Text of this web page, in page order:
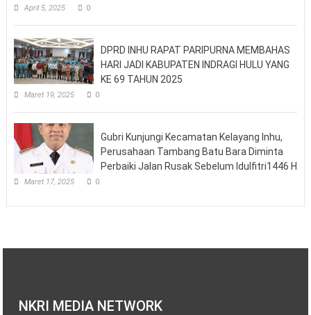
April 5, 2025 0
DPRD INHU RAPAT PARIPURNA MEMBAHAS
HARI JADI KABUPATEN INDRAGI HULU YANG
KE 69 TAHUN 2025
Maret 19, 2025 0
Gubri Kunjungi Kecamatan Kelayang Inhu,
Perusahaan Tambang Batu Bara Diminta
Perbaiki Jalan Rusak Sebelum Idulfitri1446 H
Maret 17, 2025 0
NKRI MEDIA NETWORK